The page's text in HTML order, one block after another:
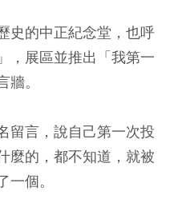
史的中正紀念堂，也呼
，展區並推出「我第一
。
留言，說自己第一次投
麼的，都不知道，就被
個。